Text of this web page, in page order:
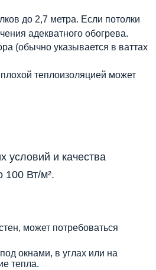
до 2,7 метра. Если потолки
адекватного обогрева.
(обычно указывается в ваттах
теплоизоляцией может
условий и качества
100 Вт/м².
может потребоваться
окнами, в углах или на
тепла.